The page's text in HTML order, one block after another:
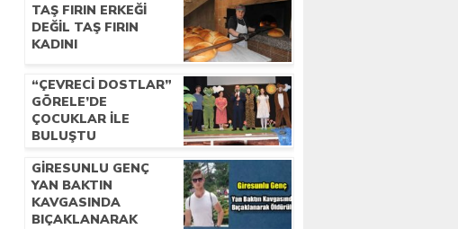
TAŞ FIRIN ERKEĞI
DEĞIL TAŞ FIRIN
KADINI
“ÇEVRECI DOSTLAR”
GÖRELE’DE
ÇOCUKLAR ILE
BULUŞTU
GIRESUNLU GENÇ
YAN BAKTIN
KAVGASINDA
BIÇAKLANARAK